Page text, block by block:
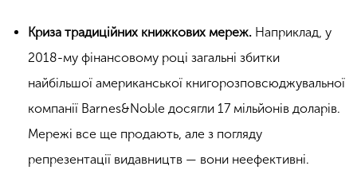
Криза традиційних книжкових мереж. Наприклад, у
2018-му фінансовому році загальні збитки
найбільшої американської книгорозповсюджувальної
компанії Barnes&Noble досягли 17 мільйонів доларів.
Мережі все ще продають, але з погляду
репрезентації видавництв — вони неефективні.